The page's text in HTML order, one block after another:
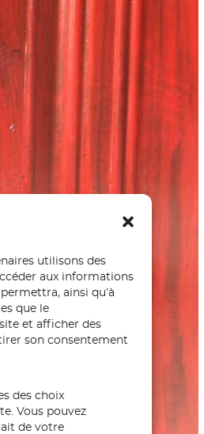
utilisons des
aux informations
ainsi qu’à
que le
et afficher des
son consentement
des choix
Vous pouvez
de votre